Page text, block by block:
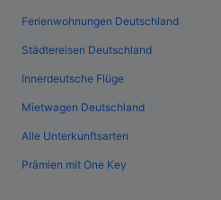
Ferienwohnungen Deutschland
Städtereisen Deutschland
Innerdeutsche Flüge
Mietwagen Deutschland
Alle Unterkunftsarten
Prämien mit One Key